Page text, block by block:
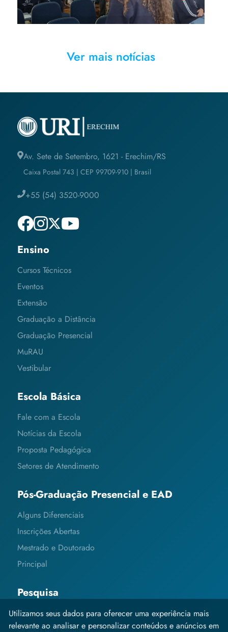
Ver mais notícias
Av. Sete de Setembro, 1621 - Erechim/RS
Caixa Postal 743 | CEP 99709-910 | Brasil
+55 (54) 3520-9000
Ensino
Cursos Técnicos
Eventos
Extensão
Graduação a Distância
Graduação Presencial
MuRAU
Vestibular
Escola Básica
Fale com a Escola
Notícias da Escola
Proposta Pedagógica
Setores de Atendimento
Pós-Graduação Presencial e EAD
Alguns Diferenciais
Inscrições Abertas
Mestrado e Doutorado
Principal
Pesquisa
Editais e Informações
Grupos de Pesquisa
Utilizamos seus dados para oferecer uma experiência mais
relevante ao analisar e personalizar conteúdos e anúncios em